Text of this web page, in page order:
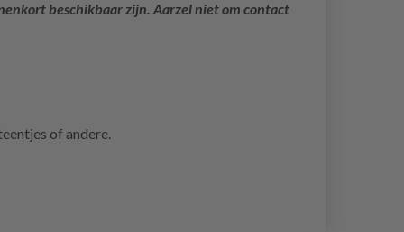
beschikbaar zijn. Aarzel niet om contact
of andere.